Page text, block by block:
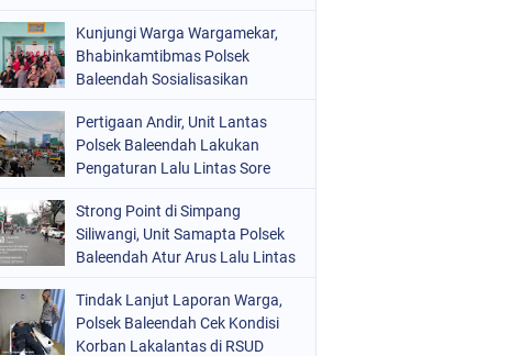
Keselamatan Berkendara
Kunjungi Warga Wargamekar,
Bhabinkamtibmas Polsek
Baleendah Sosialisasikan
Pertigaan Andir, Unit Lantas
Polsek Baleendah Lakukan
Pengaturan Lalu Lintas Sore
Strong Point di Simpang
Siliwangi, Unit Samapta Polsek
Baleendah Atur Arus Lalu Lintas
Tindak Lanjut Laporan Warga,
Polsek Baleendah Cek Kondisi
Korban Lakalantas di RSUD